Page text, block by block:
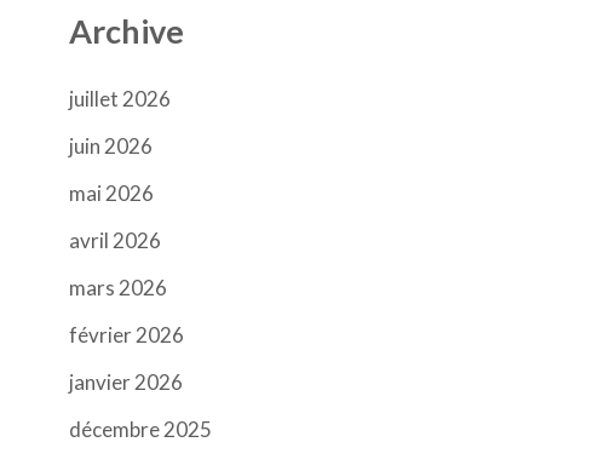
Archive
juillet 2026
juin 2026
mai 2026
avril 2026
mars 2026
février 2026
janvier 2026
décembre 2025